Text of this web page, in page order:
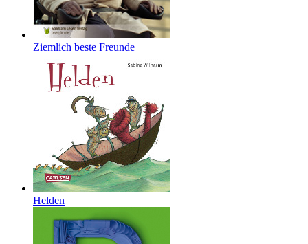
Ziemlich beste Freunde
Helden